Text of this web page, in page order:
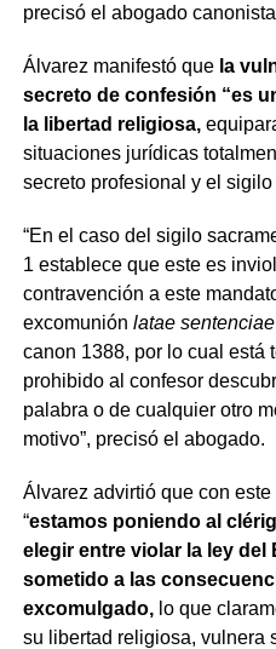
precisó el abogado
Álvarez manifestó que la
secreto de confesión “es
la libertad religiosa,
situaciones jurídicas
secreto profesional y el sigilo
“En el caso del sigilo
1 establece que este es
contravención a este
excomunión latae sentenciae
canon 1388, por lo cual está
prohibido al confesor
palabra o de cualquier otro
motivo”, precisó el abogado.
Álvarez advirtió que con
“estamos poniendo al
elegir entre violar la ley del
sometido a las
excomulgado, lo que
su libertad religiosa, vulnera